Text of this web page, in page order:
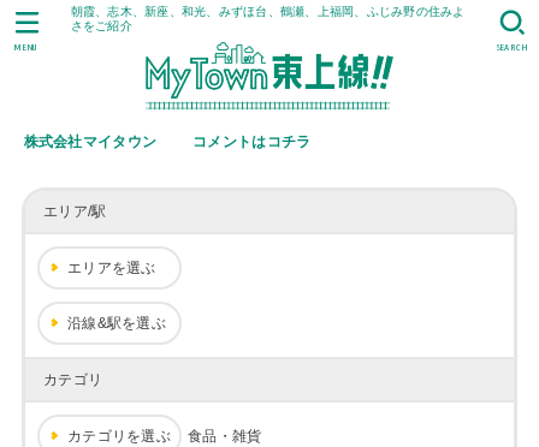
朝霞、志木、新座、和光、みずほ台、鶴瀬、上福岡、ふじみ野の住みよ
さをご紹介
株式会社マイタウン コメントはコチラ
SEARCH
MENU
エリア/駅
エリアを選ぶ
沿線&駅を選ぶ
カテゴリ
カテゴリを選ぶ 食品・雑貨